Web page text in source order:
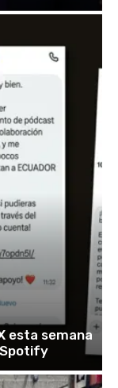
esta semana
Spotify